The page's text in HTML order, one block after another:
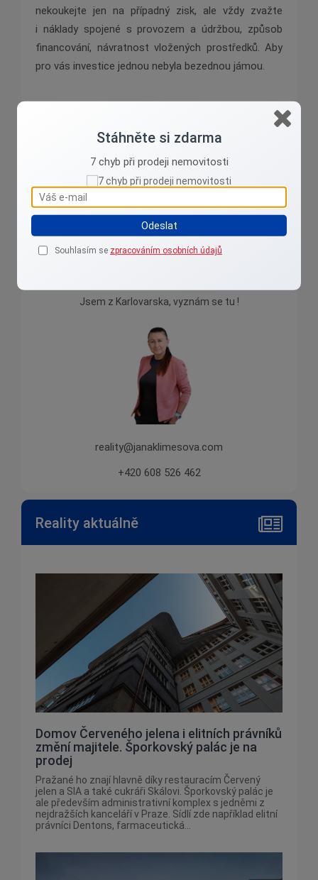
nekoukejte jen na případný zisk, ale vždy zvažte
i náklady spojené s provozem a údržbou, způsob
financování, návratnost vložených prostředků. Aby
pro vás investice jednou nebyla bezednou jámou.
Pokud zvažujete investici do nemovitostí, můžete
Jsem z Karlovarska, vyznám se tu !
reality@janaklimesova.com
+420 608 526 462
Reality aktuálně
Domov Červeného jelena i elitních právníků
změní majitele. Šporkovský palác je na
prodej
Pražané ho znají hlavně díky restauracím Červený
jelen a SIA a také cukráři Skálovi. Šporkovský palác je
ale především administrativní komplex s jedněmi z
nejdražších kanceláří v Praze. Sídlí zde například elitní
právníci Dentons, farmaceutická...
Stáhněte si zdarma
7 chyb při prodeji nemovitosti
Odeslat
Souhlasím se zpracováním osobních údajů